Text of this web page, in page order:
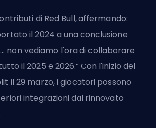
di Red Bull, affermando:
il 2024 a una conclusione
non vediamo l'ora di collaborare
il 2025 e 2026.” Con l'inizio del
il 29 marzo, i giocatori possono
integrazioni dal rinnovato